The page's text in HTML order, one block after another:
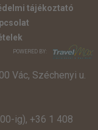
tájékoztató
POWERED BY:
Vác, Széchenyi u.
ig), +36 1 408